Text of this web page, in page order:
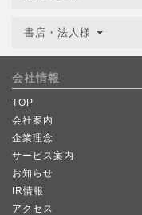
書店・法人様
会社情報
TOP
会社案内
企業理念
サービス案内
お知らせ
IR情報
アクセス